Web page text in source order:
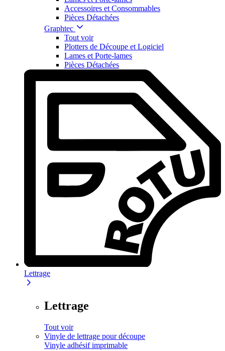
Accessoires et Consommables
Pièces Détachées
Graphtec
Tout voir
Plotters de Découpe et Logiciel
Lames et Porte-lames
Pièces Détachées
Lettrage
Lettrage
Tout voir
Vinyle de lettrage pour découpe
Vinyle adhésif imprimable